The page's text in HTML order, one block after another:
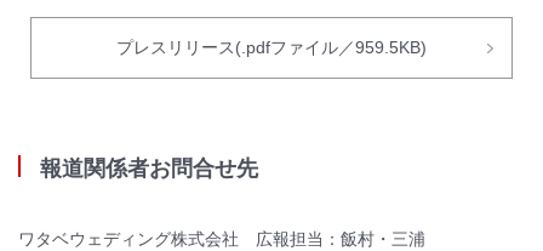
プレスリリース(.pdfファイル／959.5KB)
報道関係者お問合せ先
ワタベウェディング株式会社 広報担当：飯村・三浦